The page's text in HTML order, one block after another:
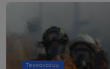
Технологии